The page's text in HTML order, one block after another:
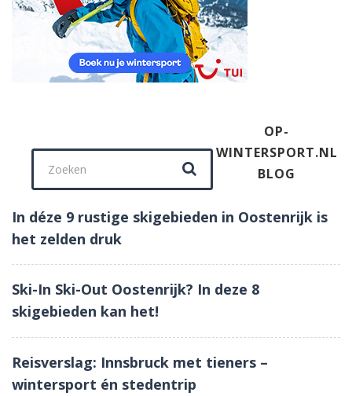
Zoek naar:
OP-
WINTERSPORT.NL
BLOG
In déze 9 rustige skigebieden in Oostenrijk is
het zelden druk
Ski-In Ski-Out Oostenrijk? In deze 8
skigebieden kan het!
Reisverslag: Innsbruck met tieners –
wintersport én stedentrip